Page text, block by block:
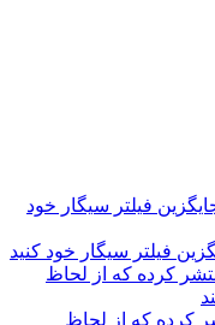
فیلتر سیگار خود کنید
کرده که از لحاظ